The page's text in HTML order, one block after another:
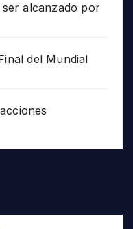
alcanzado por
del Mundial